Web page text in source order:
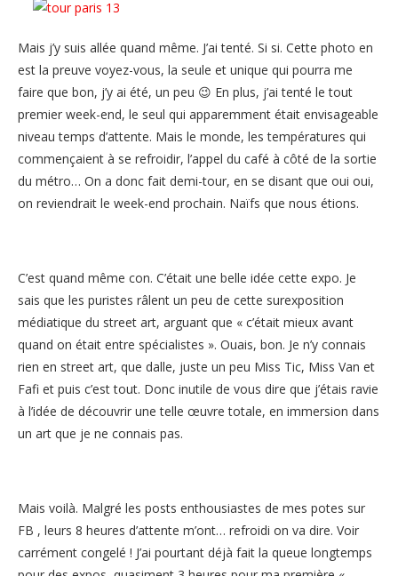
Mais j’y suis allée quand même. J’ai tenté. Si si. Cette photo en
est la preuve voyez-vous, la seule et unique qui pourra me
faire que bon, j’y ai été, un peu 😉 En plus, j’ai tenté le tout
premier week-end, le seul qui apparemment était envisageable
niveau temps d’attente. Mais le monde, les températures qui
commençaient à se refroidir, l’appel du café à côté de la sortie
du métro… On a donc fait demi-tour, en se disant que oui oui,
on reviendrait le week-end prochain. Naïfs que nous étions.
C’est quand même con. C’était une belle idée cette expo. Je
sais que les puristes râlent un peu de cette surexposition
médiatique du street art, arguant que « c’était mieux avant
quand on était entre spécialistes ». Ouais, bon. Je n’y connais
rien en street art, que dalle, juste un peu Miss Tic, Miss Van et
Fafi et puis c’est tout. Donc inutile de vous dire que j’étais ravie
à l’idée de découvrir une telle œuvre totale, en immersion dans
un art que je ne connais pas.
Mais voilà. Malgré les posts enthousiastes de mes potes sur
FB , leurs 8 heures d’attente m’ont… refroidi on va dire. Voir
carrément congelé ! J’ai pourtant déjà fait la queue longtemps